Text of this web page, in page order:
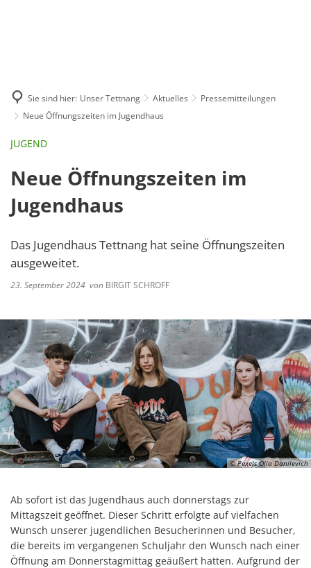
Sie sind hier: Unser Tettnang Aktuelles
Pressemitteilungen
Neue Öffnungszeiten im Jugendhaus
JUGEND
Neue Öffnungszeiten im
Jugendhaus
Das Jugendhaus Tettnang hat seine Öffnungszeiten
ausgeweitet.
23. September 2024 von BIRGIT SCHROFF
© Pexels Olia Danilevich
Ab sofort ist das Jugendhaus auch donnerstags zur
Mittagszeit geöffnet. Dieser Schritt erfolgte auf vielfachen
Wunsch unserer jugendlichen Besucherinnen und Besucher,
die bereits im vergangenen Schuljahr den Wunsch nach einer
Öffnung am Donnerstagmittag geäußert hatten. Aufgrund der